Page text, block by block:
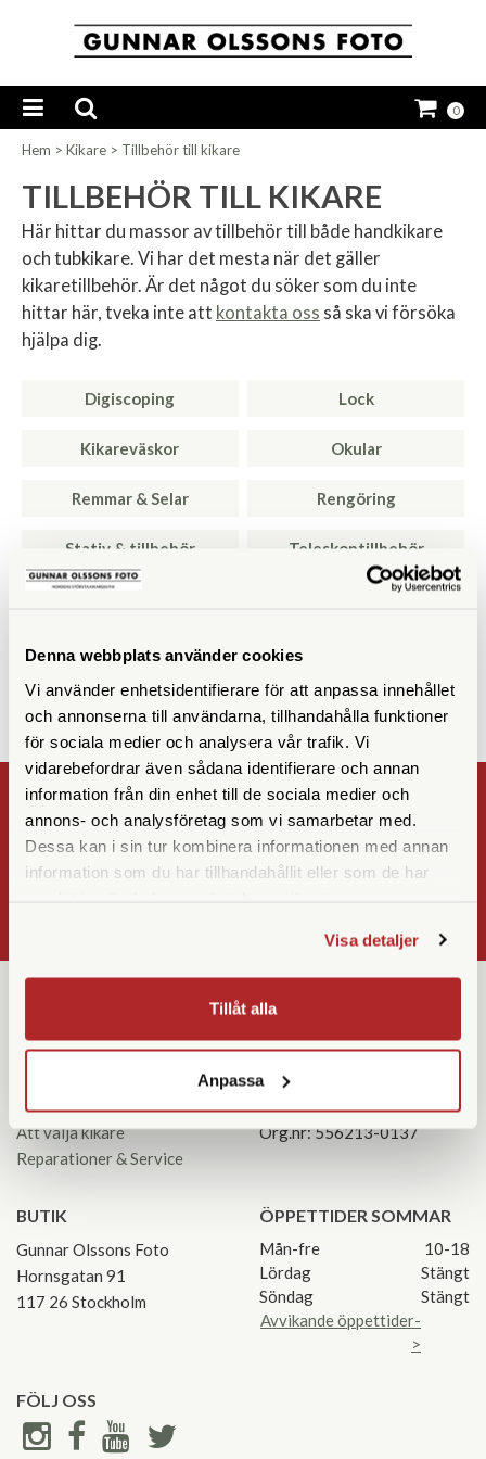
Denna webbplats använder cookies
Vi använder enhetsidentifierare för att anpassa innehållet
och annonserna till användarna, tillhandahålla funktioner
för sociala medier och analysera vår trafik. Vi
vidarebefordrar även sådana identifierare och annan
information från din enhet till de sociala medier och
annons- och analysföretag som vi samarbetar med.
Dessa kan i sin tur kombinera informationen med annan
information som du har tillhandahållit eller som de har
Visa detaljer
Tillåt alla
Anpassa
0
Hem > Kikare > Tillbehör till kikare
TILLBEHÖR TILL KIKARE
Här hittar du massor av tillbehör till både handkikare
och tubkikare. Vi har det mesta när det gäller
kikaretillbehör. Är det något du söker som du inte
hittar här, tveka inte att kontakta oss så ska vi försöka
hjälpa dig.
Digiscoping Lock
Kikareväskor Okular
Remmar & Selar Rengöring
Stativ & tillbehör Teleskoptillbehör
Övriga tillbehör
NYHETSBREV
Registrera
Kontakta oss
Returinstruktioner
Att välja kikare
Reparationer & Service
KONTAKTA OSS
08 55 60 60 50
info@gofoto.se
Org.nr: 556213-0137
BUTIK
Gunnar Olssons Foto
Hornsgatan 91
117 26 Stockholm
ÖPPETTIDER SOMMAR
Mån-fre
10-18
Lördag
Stängt
Söndag
Stängt
Avvikande öppettider-
>
FÖLJ OSS